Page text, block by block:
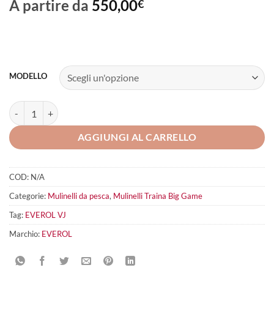
A partire da 550,00€
MODELLO
EVEROL VJ quantità
AGGIUNGI AL CARRELLO
COD: N/A
Categorie: Mulinelli da pesca, Mulinelli Traina Big Game
Tag: EVEROL VJ
Marchio: EVEROL